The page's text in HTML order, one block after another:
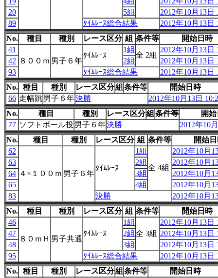
20
5組
2012年10月13日
89
ﾀｲﾑﾚｰｽ総合結果
2012年10月13日
No.
種目 種別 レース区分 組 条件等
開始日時
41
８００ｍ 男子６年
ﾀｲﾑﾚｰｽ
1組
全 2組
2012年10月13日
42
2組
2012年10月13日
93
ﾀｲﾑﾚｰｽ総合結果
2012年10月13日
No. 種目 種別 レース区分組 条件等
開始日時
66 走幅跳男子６年決勝
2012年10月13日
No.
種目 種別 レース区分組 条件等
開
77 ソフトボール投 男子６年決勝
2012年10
No.
種目 種別 レース区分 組 条件等
開始
62
４×１００ｍ 男子６年
ﾀｲﾑﾚｰｽ
1組
全 4組
2012年10月
63
2組
2012年10月
64
3組
2012年10月
65
4組
2012年10月
83
決勝
2012年10月
No.
種目 種別 レース区分 組 条件等
開始日時
46
８０ｍＨ 男子共通
ﾀｲﾑﾚｰｽ
1組
全 3組
2012年10月13日
47
2組
2012年10月13日
48
3組
2012年10月13日
95
ﾀｲﾑﾚｰｽ総合結果
2012年10月13日
No. 種目 種別 レース区分組 条件等
開始日時